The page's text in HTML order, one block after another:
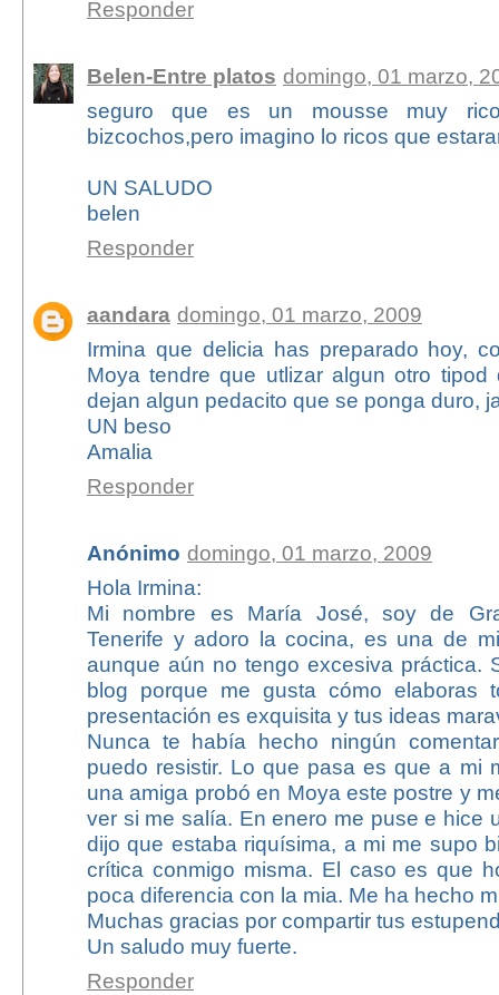
Responder
Belen-Entre platos domingo, 01 marzo,
seguro que es un mousse muy
bizcochos,pero imagino lo ricos que
UN SALUDO
belen
Responder
aandara domingo, 01 marzo, 2009
Irmina que delicia has preparado hoy,
Moya tendre que utlizar algun otro
dejan algun pedacito que se ponga duro,
UN beso
Amalia
Responder
Anónimo domingo, 01 marzo, 2009
Hola Irmina:
Mi nombre es María José, soy de
Tenerife y adoro la cocina, es una de
aunque aún no tengo excesiva práctica.
blog porque me gusta cómo elaboras
presentación es exquisita y tus ideas
Nunca te había hecho ningún
puedo resistir. Lo que pasa es que a mi
una amiga probó en Moya este postre y
ver si me salía. En enero me puse e hice
dijo que estaba riquísima, a mi me supo
crítica conmigo misma. El caso es que
poca diferencia con la mia. Me ha hecho
Muchas gracias por compartir tus
Un saludo muy fuerte.
Responder